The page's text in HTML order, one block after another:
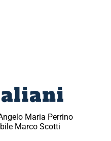
Maria Perrino
Marco Scotti